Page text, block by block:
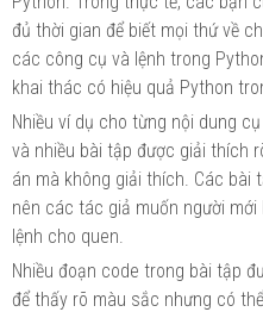
đủ thời gian để biết mọi thứ về
các công cụ và lệnh trong
khai thác có hiệu quả Python
Nhiều ví dụ cho từng nội dung
và nhiều bài tập được giải thích
án mà không giải thích. Các bài
nên các tác giả muốn người
lệnh cho quen.
Nhiều đoạn code trong bài tập
để thấy rõ màu sắc nhưng có